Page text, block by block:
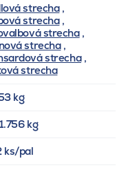
strecha,
strecha,
strecha,
strecha,
strecha,
strecha
kg
kg
ks/pal